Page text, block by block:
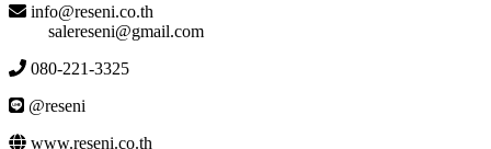
info@reseni.co.th
salereseni@gmail.com
080-221-3325
@reseni
www.reseni.co.th